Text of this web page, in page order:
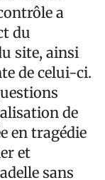
a
du
site, ainsi
de celui-ci.
de
en tragédie
et
sans